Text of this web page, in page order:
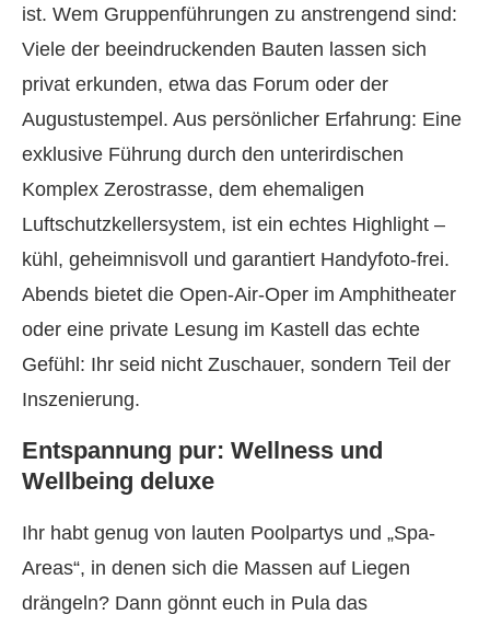
ist. Wem Gruppenführungen zu anstrengend sind:
Viele der beeindruckenden Bauten lassen sich
privat erkunden, etwa das Forum oder der
Augustustempel. Aus persönlicher Erfahrung: Eine
exklusive Führung durch den unterirdischen
Komplex Zerostrasse, dem ehemaligen
Luftschutzkellersystem, ist ein echtes Highlight –
kühl, geheimnisvoll und garantiert Handyfoto-frei.
Abends bietet die Open-Air-Oper im Amphitheater
oder eine private Lesung im Kastell das echte
Gefühl: Ihr seid nicht Zuschauer, sondern Teil der
Inszenierung.
Entspannung pur: Wellness und
Wellbeing deluxe
Ihr habt genug von lauten Poolpartys und „Spa-
Areas“, in denen sich die Massen auf Liegen
drängeln? Dann gönnt euch in Pula das